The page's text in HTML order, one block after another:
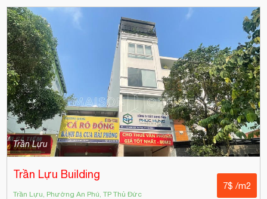
Trần Lựu
Trần Lựu Building
Trần Lựu, Phường An Phú, TP Thủ Đức
7$ /m2